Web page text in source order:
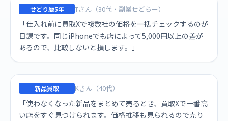
せどり歴5年 Tさん（30代・副業せどらー）
「仕入れ前に買取Xで複数社の価格を一括チェックするのが
日課です。同じiPhoneでも店によって5,000円以上の差が
あるので、比較しないと損します。」
新品買取 Kさん（40代）
「使わなくなった新品をまとめて売るとき、買取Xで一番高
い店をすぐ見つけられます。価格推移も見られるので売り